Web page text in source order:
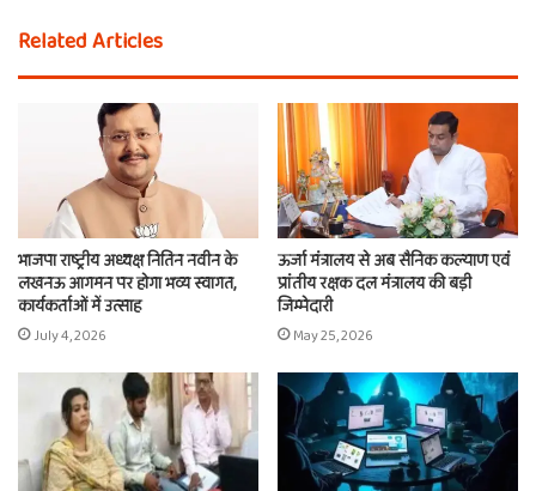
Related Articles
भाजपा राष्ट्रीय अध्यक्ष नितिन नवीन के
लखनऊ आगमन पर होगा भव्य स्वागत,
कार्यकर्ताओं में उत्साह
July 4, 2026
ऊर्जा मंत्रालय से अब सैनिक कल्याण एवं
प्रांतीय रक्षक दल मंत्रालय की बड़ी
जिम्मेदारी
May 25, 2026